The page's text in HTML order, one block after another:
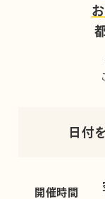
日付
開催時間